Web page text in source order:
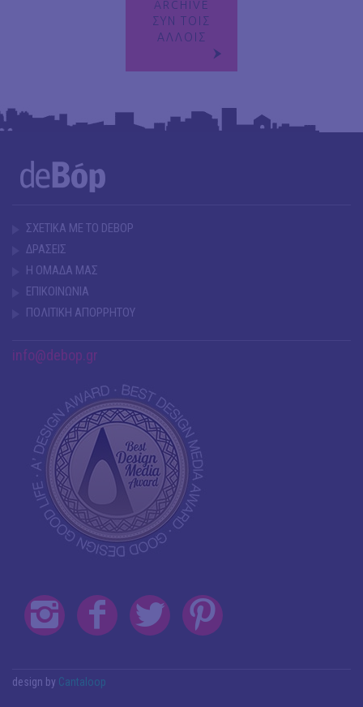
ARCHIVE
ΣΥΝ ΤΟΙΣ
ΑΛΛΟΙΣ
ΣΧΕΤΙΚΑ ΜΕ ΤΟ DEBOP
ΔΡΑΣΕΙΣ
Η ΟΜΑΔΑ ΜΑΣ
ΕΠΙΚΟΙΝΩΝΙΑ
ΠΟΛΙΤΙΚΗ ΑΠΟΡΡΗΤΟΥ
info@debop.gr
design by Cantaloop